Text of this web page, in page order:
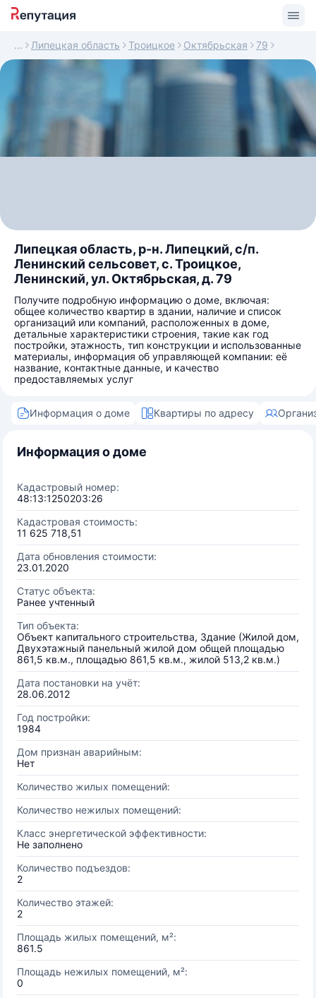
Липецкая область Троицкое Октябрьская 79
Липецкая область, р-н. Липецкий, с/п.
Ленинский сельсовет, с. Троицкое,
Ленинский, ул. Октябрьская, д. 79
Получите подробную информацию о доме, включая:
общее количество квартир в здании, наличие и список
организаций или компаний, расположенных в доме,
детальные характеристики строения, такие как год
постройки, этажность, тип конструкции и использованные
материалы, информация об управляющей компании: её
название, контактные данные, и качество
предоставляемых услуг
Информация о доме Квартиры по адресу
Информация о доме
Кадастровый номер:
48:13:1250203:26
Кадастровая стоимость:
11 625 718,51
Дата обновления стоимости:
23.01.2020
Статус объекта:
Ранее учтенный
Тип объекта:
Объект капитального строительства, Здание (Жилой дом,
Двухэтажный панельный жилой дом общей площадью
861,5 кв.м., площадью 861,5 кв.м., жилой 513,2 кв.м.)
Дата постановки на учёт:
28.06.2012
Год постройки:
1984
Дом признан аварийным:
Нет
Количество жилых помещений:
Количество нежилых помещений:
Класс энергетической эффективности:
Не заполнено
Количество подъездов:
2
Количество этажей:
2
Площадь жилых помещений, м²:
861.5
Площадь нежилых помещений, м²:
0